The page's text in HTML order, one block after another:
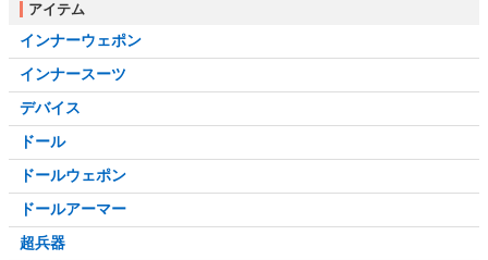
アイテム
インナーウェポン
インナースーツ
デバイス
ドール
ドールウェポン
ドールアーマー
超兵器